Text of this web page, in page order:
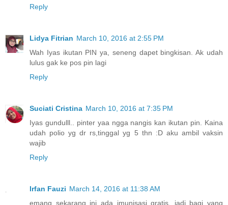
Reply
Lidya Fitrian March 10, 2016 at 2:55 PM
Wah Iyas ikutan PIN ya, seneng dapet bingkisan. Ak udah
lulus gak ke pos pin lagi
Reply
Suciati Cristina March 10, 2016 at 7:35 PM
Iyas gundulll.. pinter yaa ngga nangis kan ikutan pin. Kaina
udah polio yg dr rs,tinggal yg 5 thn :D aku ambil vaksin
wajib
Reply
Irfan Fauzi March 14, 2016 at 11:38 AM
emang sekarang ini ada imunisasi gratis, jadi bagi yang